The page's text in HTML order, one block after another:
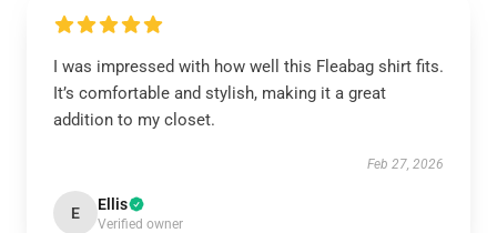
I was impressed with how well this Fleabag shirt fits.
It’s comfortable and stylish, making it a great
addition to my closet.
Feb 27, 2026
E Ellis
Verified owner